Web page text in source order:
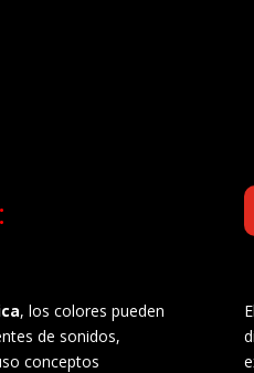
, los colores pueden
de sonidos,
conceptos
El